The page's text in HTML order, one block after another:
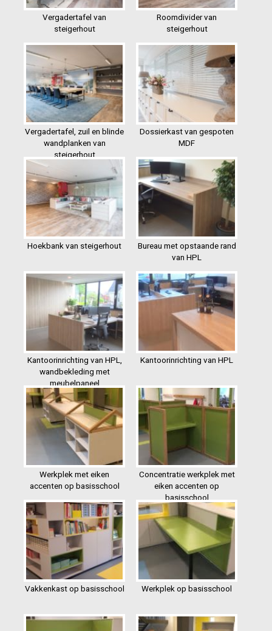
Vergadertafel van
steigerhout
Roomdivider van
steigerhout
Vergadertafel, zuil en blinde
wandplanken van
steigerhout
Dossierkast van gespoten
MDF
Hoekbank van steigerhout
Bureau met opstaande rand
van HPL
Kantoorinrichting van HPL,
wandbekleding met
meubelpaneel
Kantoorinrichting van HPL
Werkplek met eiken
accenten op basisschool
Concentratie werkplek met
eiken accenten op
basisschool
Vakkenkast op basisschool Werkplek op basisschool